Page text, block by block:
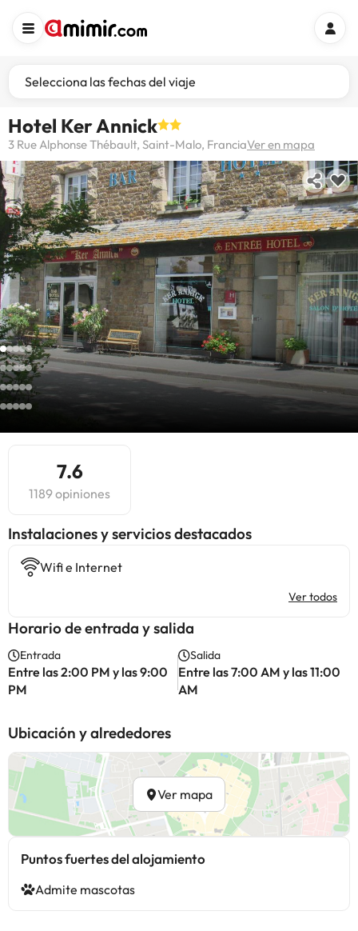
Selecciona las fechas del viaje
Hotel Ker Annick
3 Rue Alphonse Thébault, Saint-Malo, FranciaVer en mapa
7.6
1189 opiniones
Instalaciones y servicios destacados
Wifi e Internet
Ver todos
Horario de entrada y salida
Entrada
Entre las 2:00 PM y las 9:00
PM
Salida
Entre las 7:00 AM y las 11:00
AM
Ubicación y alrededores
Ver mapa
Puntos fuertes del alojamiento
Admite mascotas